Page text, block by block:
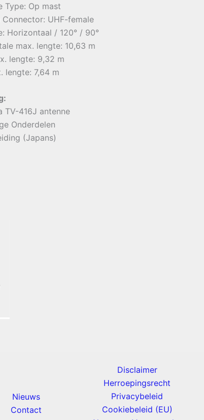
Type: Op mast
Connector: UHF-female
Horizontaal / 120° / 90°
max. lengte: 10,63 m
lengte: 9,32 m
lengte: 7,64 m
TV-416J antenne
Onderdelen
(Japans)
Nieuws
Contact
Disclaimer
Herroepingsrecht
Privacybeleid
Cookiebeleid (EU)